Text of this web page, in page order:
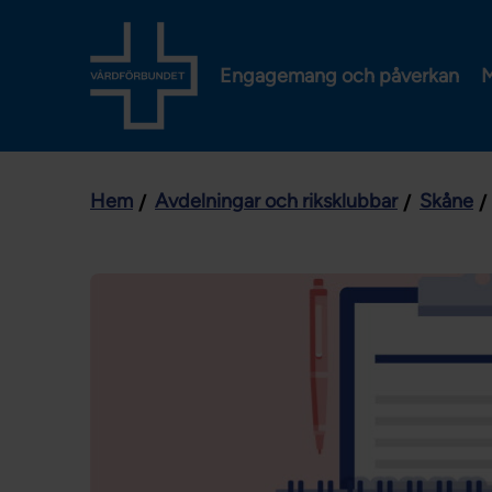
Engagemang och påverkan
Hem Avdelningar och riksklubbar Skåne